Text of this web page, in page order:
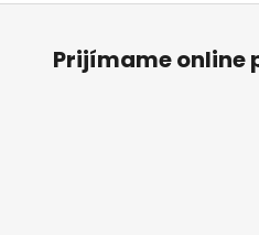
Prijímame online